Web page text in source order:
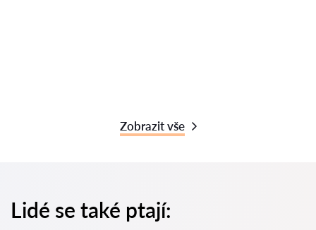
Zobrazit vše
Lidé se také ptají: